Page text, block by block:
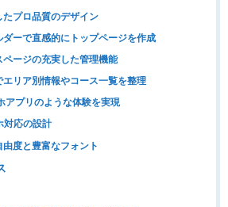
たプロ品質のデザイン
ダーで直感的にトップページを作成
ページの充実した管理機能
エリア別情報やコース一覧を整理
アプリのような体験を実現
対応の設計
度と豊富なフォント